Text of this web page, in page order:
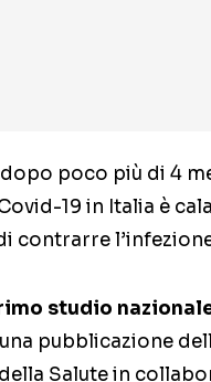
poco più di 4
19 in Italia è
contrarre
studio
una pubblicazione
Salute in